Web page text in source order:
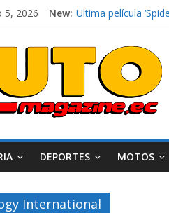
5, 2026 New: El costo de tener
¿Qué puede pasar
La Vuelta al
La FEDAK recibe
DEPORTES MOTOS
International